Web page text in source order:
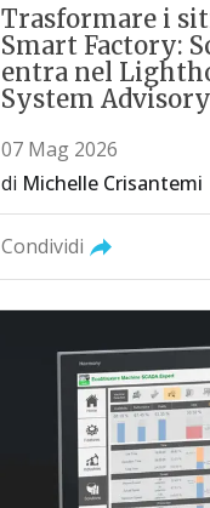
Trasformare i
Smart Factory:
entra nel
System
07 Mag 2026
di Michelle Crisantemi
Condividi